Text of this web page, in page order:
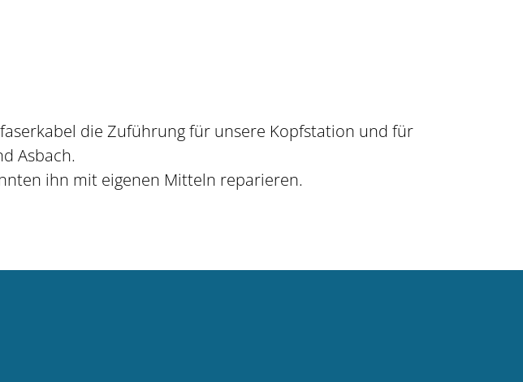
die Zuführung für unsere Kopfstation und für
Asbach.
ihn mit eigenen Mitteln reparieren.